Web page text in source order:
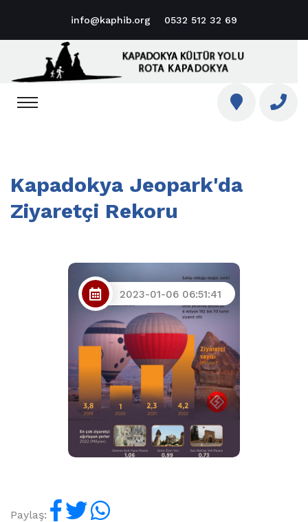
info@kaphib.org 0532 512 32 69
Kapadokya Jeopark'da
Ziyaretçi Rekoru
2023-01-06 06:51:41
Paylaş: